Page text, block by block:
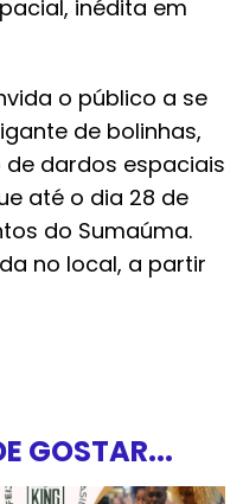
inédita em
o público a se
de bolinhas,
dardos espaciais
até o dia 28 de
do Sumaúma.
no local, a partir
GOSTAR...